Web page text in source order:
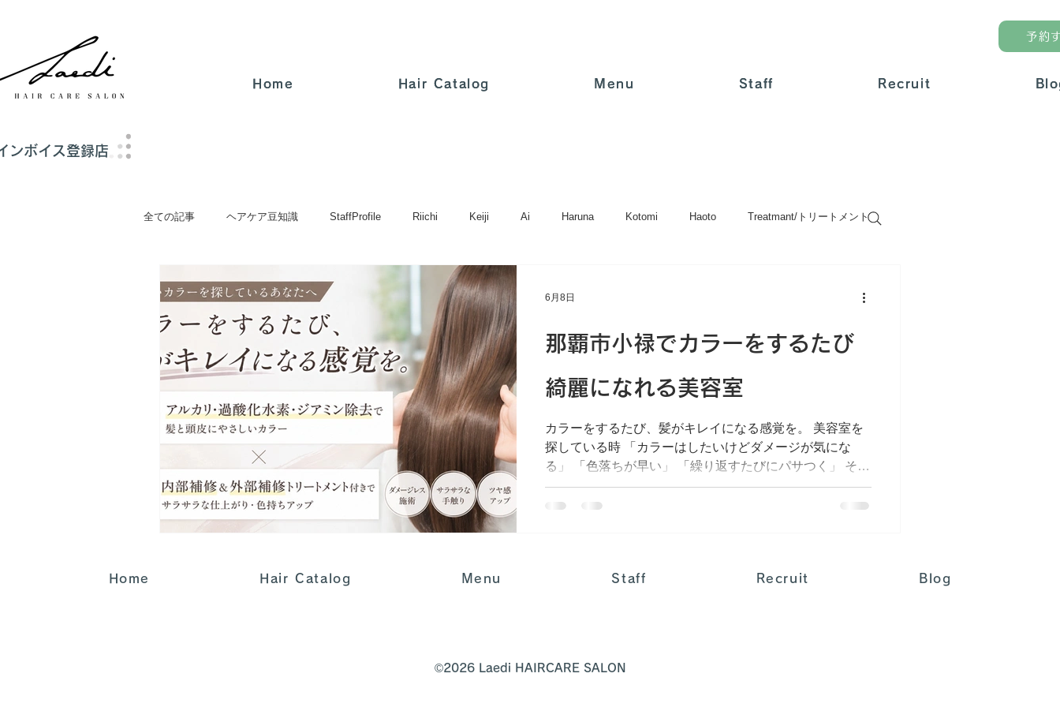
ンボイス登録店
予約
Home Hair Catalog Menu Staff Recruit
Home Hair Catalog Menu Staff Recruit
全ての記事 ヘアケア豆知識 StaffProfile Riichi Keiji Ai Haruna Kotomi Haoto Treatmant/トリートメント
Headspa/ヘッドスパ Cut/カット Perm/パーマ
那覇市小禄でカラーをするたび
綺麗になれる美容室
カラーをするたび、髪がキレイになる感覚を。 美容室を
探している時 「カラーはしたいけどダメージが気にな
る」 「色落ちが早い」 「繰り返すたびにパサつく」 そん
な悩みを感じたことはありませんか？ Laediでは、“カラ
ー後の髪の状態”までこだわった施術を大切にしていま
ージや乾燥、色持ち低下の原因になることもあります。
い理由のひとつです。 さらに、当店のカラーには“内部補
6月8日
Home Hair Catalog Menu Staff Recruit Blog
©2026 Laedi HAIRCARE SALON